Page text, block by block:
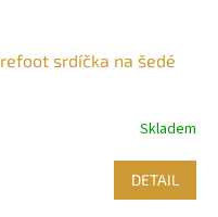
srdíčka na šedé
Skladem
DETAIL